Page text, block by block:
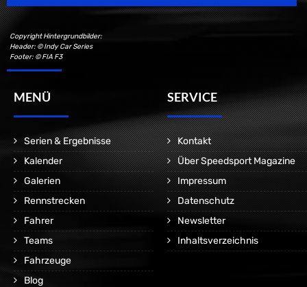
Copyright Hintergrundbilder:
Header: © Indy Car Series
Footer: © FIA F3
MENÜ
Serien & Ergebnisse
Kalender
Galerien
Rennstrecken
Fahrer
Teams
Fahrzeuge
Blog
SERVICE
Kontakt
Über Speedsport Magazine
Impressum
Datenschutz
Newsletter
Inhaltsverzeichnis